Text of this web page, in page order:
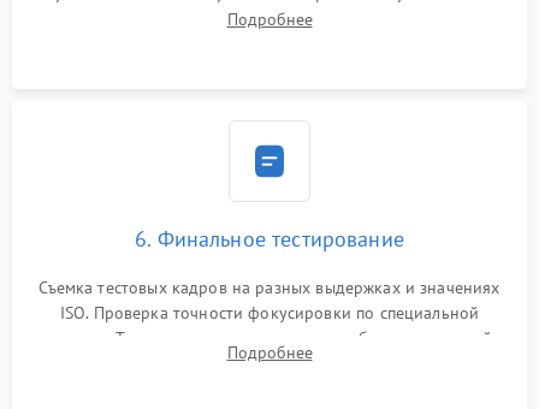
экспозамера с помощью сервисного ПО.
Подробнее
6. Финальное тестирование
Съемка тестовых кадров на разных выдержках и значениях
ISO. Проверка точности фокусировки по специальной
мишени. Тест записи на карту памяти, работы встроенной
вспышки, микрофона и всех кнопок управления.
Подробнее